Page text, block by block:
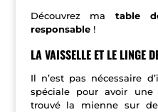
Découvrez matable
responsable!
LA VAISSELLE ET LE LINGE
Il n’est pas nécessaire
spéciale pour avoir
trouvé la mienne sur